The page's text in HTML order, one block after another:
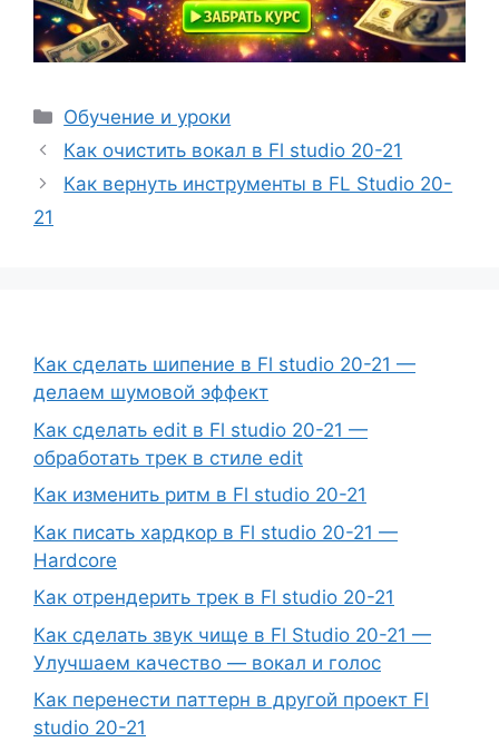
Рубрики
Обучение и уроки
Как очистить вокал в Fl studio 20-21
Как вернуть инструменты в FL Studio 20-
21
Как сделать шипение в Fl studio 20-21 —
делаем шумовой эффект
Как сделать edit в Fl studio 20-21 —
обработать трек в стиле edit
Как изменить ритм в Fl studio 20-21
Как писать хардкор в Fl studio 20-21 —
Hardcore
Как отрендерить трек в Fl studio 20-21
Как сделать звук чище в Fl Studio 20-21 —
Улучшаем качество — вокал и голос
Как перенести паттерн в другой проект Fl
studio 20-21